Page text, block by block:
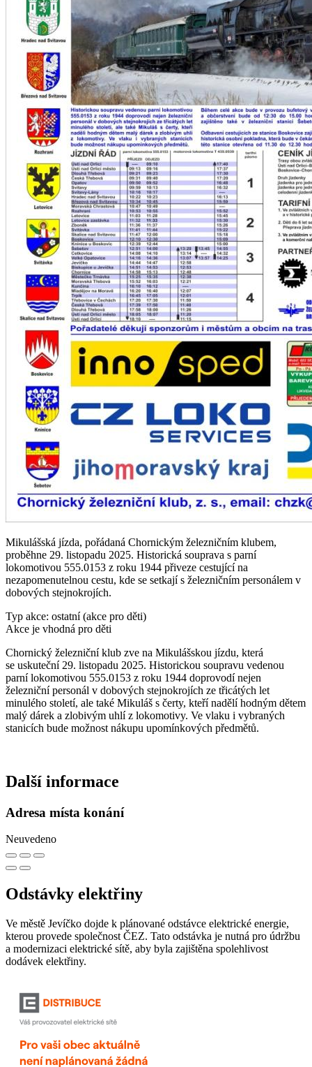
Mikulášská jízda, pořádaná Chornickým železničním klubem,
proběhne 29. listopadu 2025. Historická souprava s parní
lokomotivou 555.0153 z roku 1944 přiveze cestující na
nezapomenutelnou cestu, kde se setkají s železničním personálem v
dobových stejnokrojích.
Typ akce: ostatní (akce pro děti)
Akce je vhodná pro děti
Chornický železniční klub zve na Mikulášskou jízdu, která
se uskuteční 29. listopadu 2025. Historickou soupravu vedenou
parní lokomotivou 555.0153 z roku 1944 doprovodí nejen
železniční personál v dobových stejnokrojích ze třicátých let
minulého století, ale také Mikuláš s čerty, kteří nadělí hodným dětem
malý dárek a zlobivým uhlí z lokomotivy. Ve vlaku i vybraných
stanicích bude možnost nákupu upomínkových předmětů.
Další informace
Adresa místa konání
Neuvedeno
Odstávky elektřiny
Ve městě Jevíčko dojde k plánované odstávce elektrické energie,
kterou provede společnost ČEZ. Tato odstávka je nutná pro údržbu
a modernizaci elektrické sítě, aby byla zajištěna spolehlivost
dodávek elektřiny.